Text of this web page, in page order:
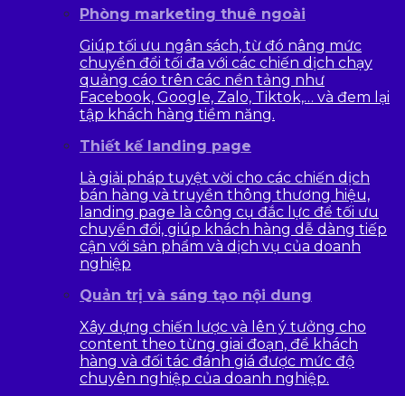
Phòng marketing thuê ngoài
Giúp tối ưu ngân sách, từ đó nâng mức
chuyển đổi tối đa với các chiến dịch chạy
quảng cáo trên các nền tảng như
Facebook, Google, Zalo, Tiktok,… và đem lại
tập khách hàng tiềm năng.
Thiết kế landing page
Là giải pháp tuyệt vời cho các chiến dịch
bán hàng và truyền thông thương hiệu,
landing page là công cụ đắc lực để tối ưu
chuyển đổi, giúp khách hàng dễ dàng tiếp
cận với sản phẩm và dịch vụ của doanh
nghiệp
Quản trị và sáng tạo nội dung
Xây dựng chiến lược và lên ý tưởng cho
content theo từng giai đoạn, để khách
hàng và đối tác đánh giá được mức độ
chuyên nghiệp của doanh nghiệp.